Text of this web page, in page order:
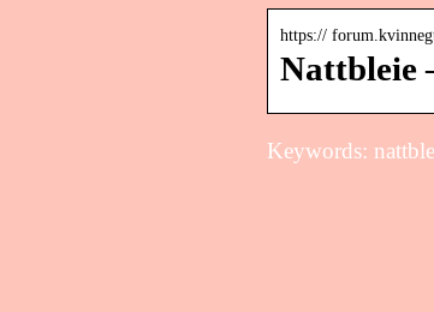
https://
Nattbleie
Keywords: